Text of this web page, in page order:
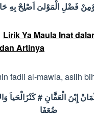
فَضْلِ الْمَوْلىَ اَصْلِحْ بِهِ
Lirik Ya Maula Inat
Artinya
fadli al-mawla, aslih
إِبْنَ الْعَفَّانِ #كَنْزَالْحَياَ
ضُعَفَا